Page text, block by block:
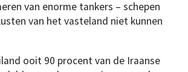
van enorme tankers – schepen
van het vasteland niet kunnen
ooit 90 procent van de Iraanse